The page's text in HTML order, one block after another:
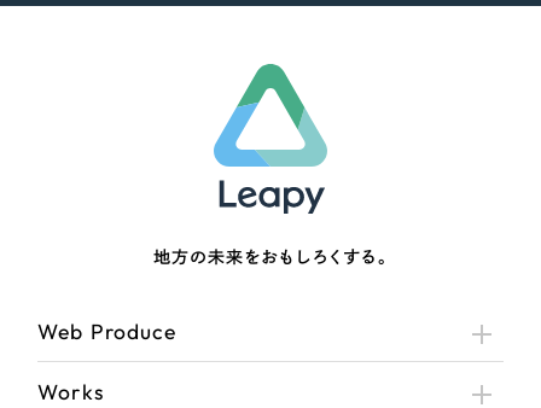
地方の未来をおもしろくする。
Web Produce
Works